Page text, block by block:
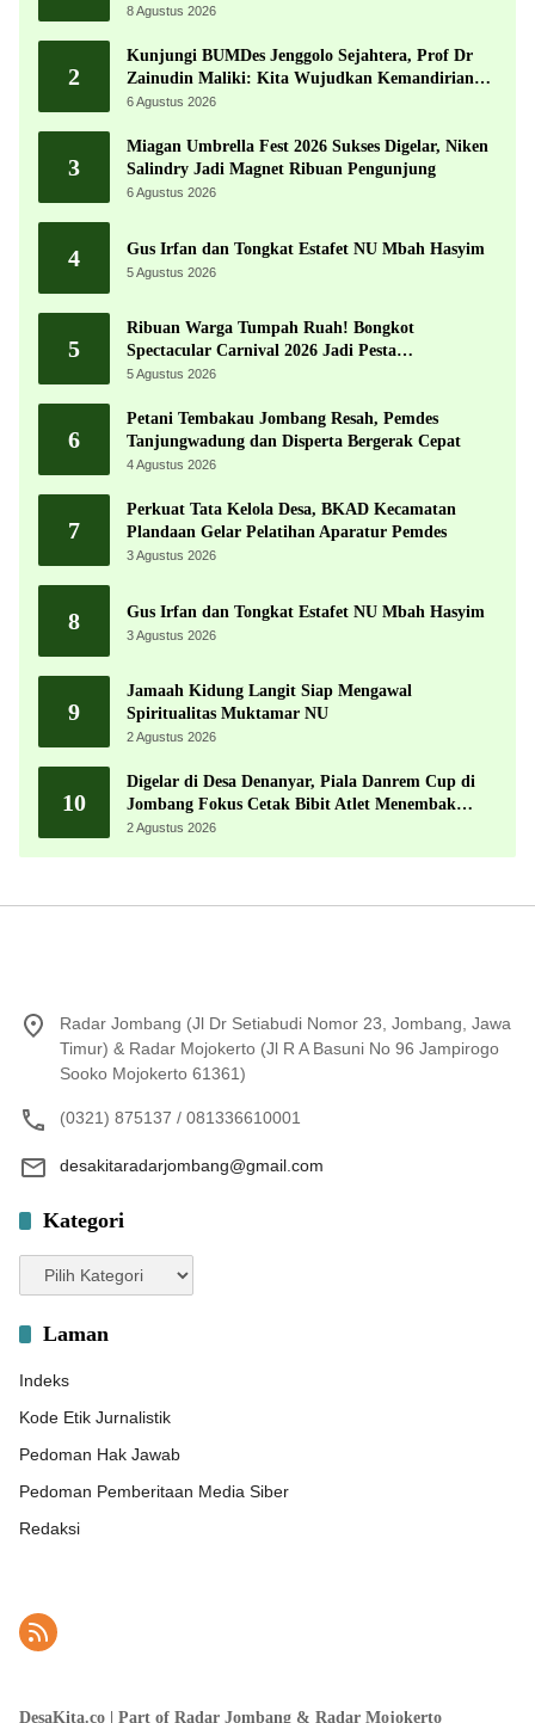
Karnaval Budaya
8 Agustus 2026
2
Kunjungi BUMDes Jenggolo Sejahtera, Prof Dr
Zainudin Maliki: Kita Wujudkan Kemandirian
Ekonomi dengan Potensi Desa
6 Agustus 2026
3
Miagan Umbrella Fest 2026 Sukses Digelar, Niken
Salindry Jadi Magnet Ribuan Pengunjung
6 Agustus 2026
4 Gus Irfan dan Tongkat Estafet NU Mbah Hasyim
5 Agustus 2026
5
Ribuan Warga Tumpah Ruah! Bongkot
Spectacular Carnival 2026 Jadi Pesta
Kemerdekaan Terbesar di Peterongan
5 Agustus 2026
6
Petani Tembakau Jombang Resah, Pemdes
Tanjungwadung dan Disperta Bergerak Cepat
4 Agustus 2026
7
Perkuat Tata Kelola Desa, BKAD Kecamatan
Plandaan Gelar Pelatihan Aparatur Pemdes
3 Agustus 2026
8 Gus Irfan dan Tongkat Estafet NU Mbah Hasyim
3 Agustus 2026
9
Jamaah Kidung Langit Siap Mengawal
Spiritualitas Muktamar NU
2 Agustus 2026
10
Digelar di Desa Denanyar, Piala Danrem Cup di
Jombang Fokus Cetak Bibit Atlet Menembak
Berprestasi
2 Agustus 2026
Radar Jombang (Jl Dr Setiabudi Nomor 23, Jombang, Jawa
Timur) & Radar Mojokerto (Jl R A Basuni No 96 Jampirogo
Sooko Mojokerto 61361)
(0321) 875137 / 081336610001
desakitaradarjombang@gmail.com
Kategori
Kategori
Laman
Indeks
Kode Etik Jurnalistik
Pedoman Hak Jawab
Pedoman Pemberitaan Media Siber
Redaksi
DesaKita.co | Part of Radar Jombang & Radar Mojokerto